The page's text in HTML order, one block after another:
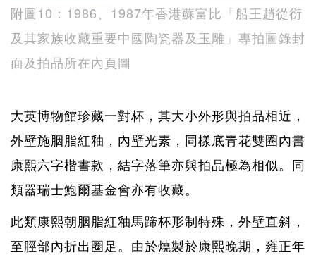
附圖10：1986、1987年香港蘇富比「船王趙從衍
及其家族收藏重要中國陶瓷器及玉雕」專拍圖錄封
面及拍品所在內頁圖
大英博物館珍藏一對杯，其大小外形與拍品相近，
外壁施胭脂紅釉，內壁光素，同樣底青花雙圈內書
康熙六字楷書款，結字落筆亦與拍品極為相似。同
類器瑞士鮑爾基金會亦有收藏。
此類康熙朝胭脂紅釉馬蹄杯形制特殊，外壁直斜，
至脛部內折出圈足。由於燒製於康熙晚期，雍正年